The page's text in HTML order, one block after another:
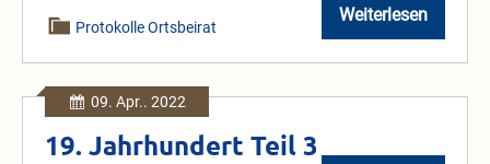
Weiterlesen
Protokoll
der
vom
Protokolle Ortsbeirat
09. Apr.. 2022
19. Jahrhundert Teil 3